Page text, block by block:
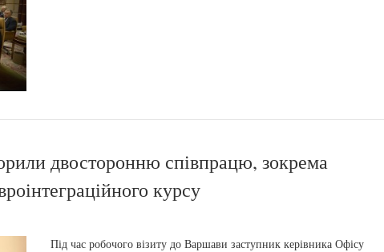
двосторонню співпрацю, зокрема
курсу
Під час робочого візиту до Варшави заступник керівника Офісу